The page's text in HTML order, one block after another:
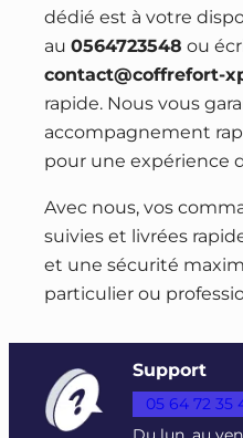
dédié est à votre
au 0564723548 ou
contact@coffrefort-
rapide. Nous vous
accompagnement
pour une expérience
Avec nous, vos
suivies et livrées
et une sécurité
particulier ou
Support
05 64 72 35